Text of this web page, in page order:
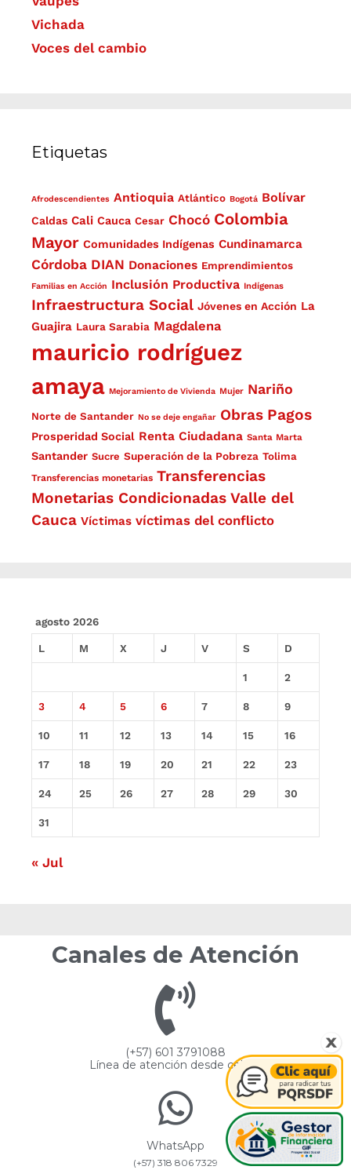
Vichada
Voces del cambio
Etiquetas
Afrodescendientes Antioquia Atlántico Bogotá Bolívar
Caldas Cali Cauca Cesar Chocó Colombia
Mayor Comunidades Indígenas Cundinamarca
Córdoba DIAN Donaciones Emprendimientos
Familias en Acción Inclusión Productiva Indígenas
Infraestructura Social Jóvenes en Acción La
Guajira Laura Sarabia Magdalena
mauricio rodríguez
amaya Mejoramiento de Vivienda Mujer Nariño
Norte de Santander No se deje engañar Obras Pagos
Prosperidad Social Renta Ciudadana Santa Marta
Santander Sucre Superación de la Pobreza Tolima
Transferencias monetarias Transferencias
Monetarias Condicionadas Valle del
Cauca Víctimas víctimas del conflicto
agosto 2026
L M X J V S D
1 2
3 4 5 6 7 8 9
10 11 12 13 14 15 16
17 18 19 20 21 22 23
24 25 26 27 28 29 30
31
« Jul
Canales de Atención
(+57) 601 3791088
Línea de atención desde celular
WhatsApp
(+57) 318 806 7329